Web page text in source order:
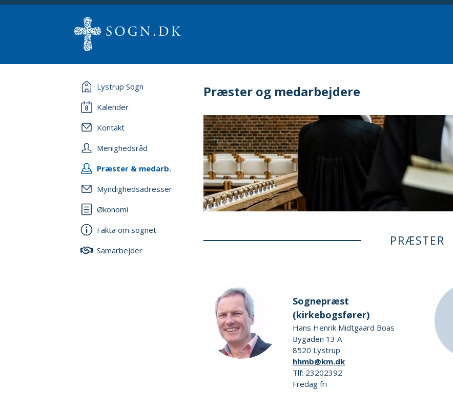
Lystrup Sogn
Kalender
Kontakt
Menighedsråd
Præster & medarb.
Myndighedsadresser
Økonomi
Fakta om sognet
Samarbejder
Præster og medarbejdere
PRÆSTER
Sognepræst
(kirkebogsfører)
Hans Henrik Midtgaard Boas
Bygaden 13 A
8520 Lystrup
hhmb@km.dk
Tlf: 23202392
Fredag fri